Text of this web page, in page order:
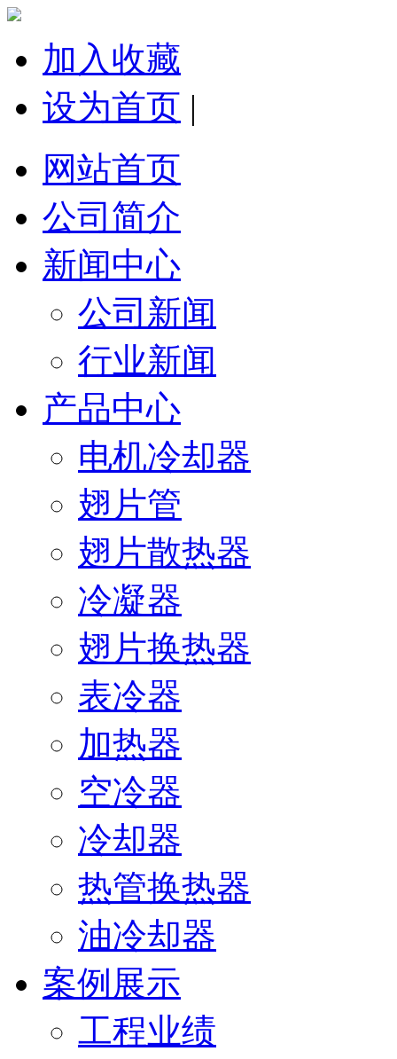
加入收藏
设为首页 |
网站首页
公司简介
新闻中心
公司新闻
行业新闻
产品中心
电机冷却器
翅片管
翅片散热器
冷凝器
翅片换热器
表冷器
加热器
空冷器
冷却器
热管换热器
油冷却器
案例展示
工程业绩